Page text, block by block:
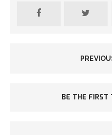
BE THE FIRST